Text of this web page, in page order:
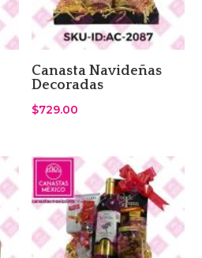
Canasta Navideñas
Decoradas
$729.00